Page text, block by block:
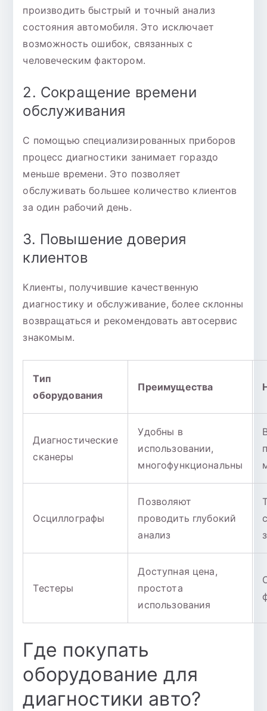
производить быстрый и точный анализ
состояния автомобиля. Это исключает
возможность ошибок, связанных с
человеческим фактором.
2. Сокращение времени
обслуживания
С помощью специализированных приборов
процесс диагностики занимает гораздо
меньше времени. Это позволяет
обслуживать большее количество клиентов
за один рабочий день.
3. Повышение доверия
клиентов
Клиенты, получившие качественную
диагностику и обслуживание, более склонны
возвращаться и рекомендовать автосервис
знакомым.
Тип
оборудования
Преимущества
Диагностические
сканеры
Удобны в
использовании,
многофункциональны
Осциллографы
Позволяют
проводить глубокий
анализ
Тестеры
Доступная цена,
простота
использования
Где покупать
оборудование для
диагностики авто?